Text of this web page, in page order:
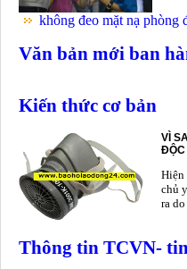
không đeo mặt nạ phòng
Văn bản mới ban
Kiến thức cơ bản
VÌ
ĐỘC
Hiện
chủ
ra do
Thông tin TCVN-